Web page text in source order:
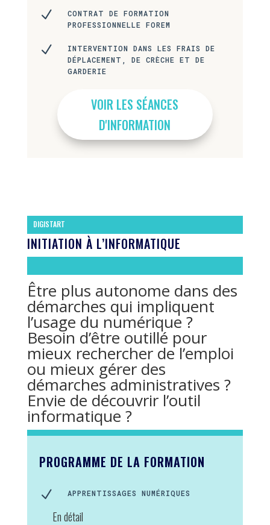
N
CONTRAT DE FORMATION
PROFESSIONNELLE FOREM
N
INTERVENTION DANS LES FRAIS DE
DÉPLACEMENT, DE CRÈCHE ET DE
GARDERIE
VOIR LES SÉANCES
D'INFORMATION
DIGISTART
INITIATION À L’INFORMATIQUE
Être plus autonome dans des
démarches qui impliquent
l’usage du numérique ?
Besoin d’être outillé pour
mieux rechercher de l’emploi
ou mieux gérer des
démarches administratives ?
Envie de découvrir l’outil
informatique ?
PROGRAMME DE LA FORMATION
N APPRENTISSAGES NUMÉRIQUES
En détail